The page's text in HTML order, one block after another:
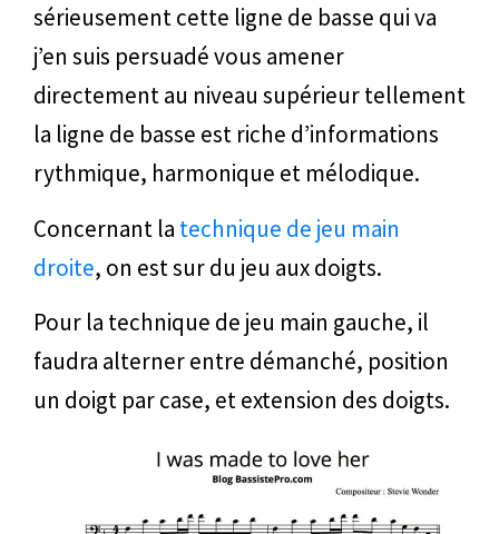
sérieusement cette ligne de basse qui va
j’en suis persuadé vous amener
directement au niveau supérieur tellement
la ligne de basse est riche d’informations
rythmique, harmonique et mélodique.
Concernant la technique de jeu main
droite, on est sur du jeu aux doigts.
Pour la technique de jeu main gauche, il
faudra alterner entre démanché, position
un doigt par case, et extension des doigts.